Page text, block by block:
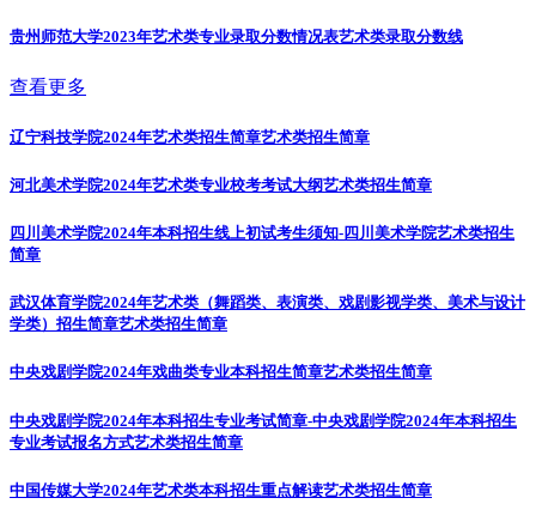
贵州师范大学2023年艺术类专业录取分数情况表艺术类录取分数线
查看更多
辽宁科技学院2024年艺术类招生简章艺术类招生简章
河北美术学院2024年艺术类专业校考考试大纲艺术类招生简章
四川美术学院2024年本科招生线上初试考生须知-四川美术学院艺术类招生
简章
武汉体育学院2024年艺术类（舞蹈类、表演类、戏剧影视学类、美术与设计
学类）招生简章艺术类招生简章
中央戏剧学院2024年戏曲类专业本科招生简章艺术类招生简章
中央戏剧学院2024年本科招生专业考试简章-中央戏剧学院2024年本科招生
专业考试报名方式艺术类招生简章
中国传媒大学2024年艺术类本科招生重点解读艺术类招生简章